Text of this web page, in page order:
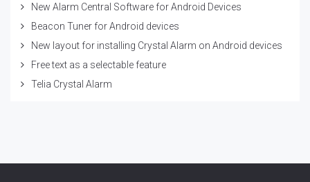
New Alarm Central Software for Android Devices
Beacon Tuner for Android devices
New layout for installing Crystal Alarm on Android devices
Free text as a selectable feature
Telia Crystal Alarm